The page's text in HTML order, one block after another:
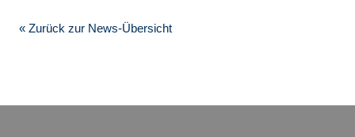
« Zurück zur News-Übersicht